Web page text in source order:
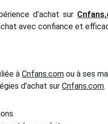
d’achat sur
avec confiance et
à Cnfans.com ou à ses
d’achat sur Cnfans.com.